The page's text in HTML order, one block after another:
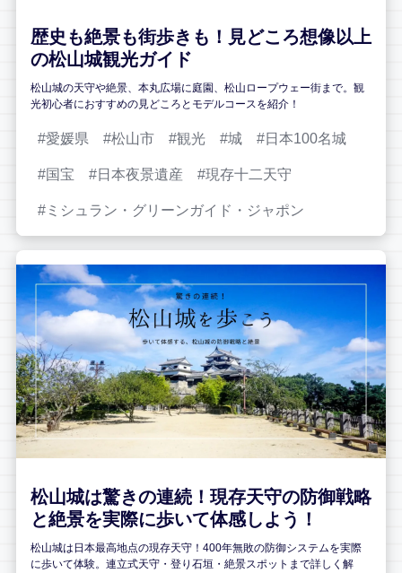
歴史も絶景も街歩きも！見どころ想像以上
の松山城観光ガイド
松山城の天守や絶景、本丸広場に庭園、松山ロープウェー街まで。観
光初心者におすすめの見どころとモデルコースを紹介！
愛媛県 松山市 観光 城 日本100名城
国宝 日本夜景遺産 現存十二天守
ミシュラン・グリーンガイド・ジャポン
松山城は驚きの連続！現存天守の防御戦略
と絶景を実際に歩いて体感しよう！
松山城は日本最高地点の現存天守！400年無敗の防御システムを実際
に歩いて体験。連立式天守・登り石垣・絶景スポットまで詳しく解